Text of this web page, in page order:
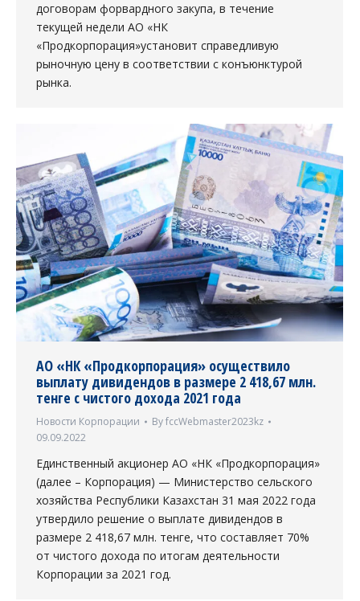
договорам форвардного закупа, в течение
текущей недели АО «НК
«Продкорпорация»установит справедливую
рыночную цену в соответствии с конъюнктурой
рынка.
АО «НК «Продкорпорация» осуществило
выплату дивидендов в размере 2 418,67 млн.
тенге с чистого дохода 2021 года
Новости Корпорации ByfccWebmaster2023kz
09.09.2022
Единственный акционер АО «НК «Продкорпорация»
(далее – Корпорация) — Министерство сельского
хозяйства Республики Казахстан 31 мая 2022 года
утвердило решение о выплате дивидендов в
размере 2 418,67 млн. тенге, что составляет 70%
от чистого дохода по итогам деятельности
Корпорации за 2021 год.